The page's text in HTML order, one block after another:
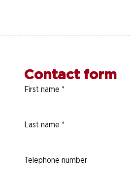
Contact form
First name *
Last name *
Telephone number